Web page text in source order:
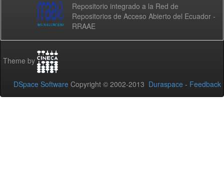
Repositorio integrado a la Red de
Repositorios de Acceso Abierto del Ecuador -
RRAAE
Theme by
DSpace Software Copyright © 2002-2013 Duraspace - Feedback